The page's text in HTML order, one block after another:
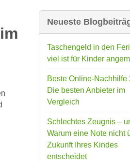
Neueste
Taschengeld in den
viel ist für Kinder
Beste Online-Nachhilfe
Die besten Anbieter im
Vergleich
Schlechtes Zeugnis –
Warum eine Note nicht
Zukunft Ihres Kindes
entscheidet